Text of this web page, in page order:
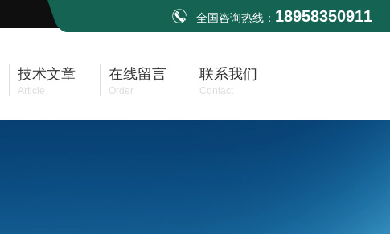
全国咨询热线： 18958350911
技术文章
Article
在线留言
Order
联系我们
Contact